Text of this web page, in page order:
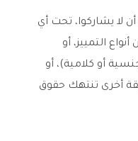
يشاركوا، تحت أي
التمييز، أو
أو كلامية)، أو
أخرى تنتهك حقوق